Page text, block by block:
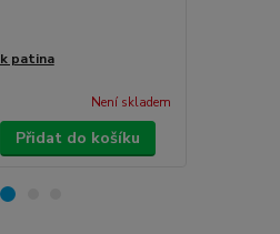
patina
Není skladem
Přidat do košíku